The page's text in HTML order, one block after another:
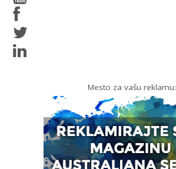
Mesto za vašu reklamu: